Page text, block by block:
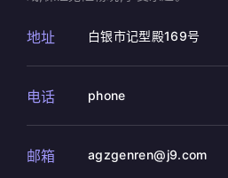
地址 白银市记型殿169号
电话 phone
邮箱 agzgenren@j9.com